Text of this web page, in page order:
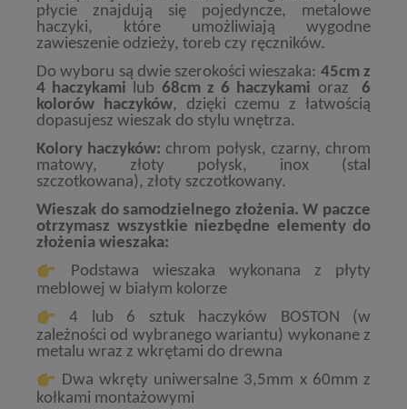
płycie znajdują się pojedyncze, metalowe
haczyki, które umożliwiają wygodne
zawieszenie odzieży, toreb czy ręczników.
Do wyboru są dwie szerokości wieszaka: 45cm z
4 haczykami
lub 68cm z 6 haczykami oraz
6
kolorów haczyków, dzięki czemu z łatwością
dopasujesz wieszak do stylu wnętrza.
Kolory haczyków: chrom połysk, czarny, chrom
matowy, złoty połysk, inox (stal
szczotkowana), złoty szczotkowany.
Wieszak do samodzielnego złożenia. W paczce
otrzymasz wszystkie niezbędne elementy do
złożenia wieszaka:
Podstawa wieszaka wykonana z płyty
meblowej w białym kolorze
4 lub 6 sztuk haczyków BOSTON (w
zależności od wybranego wariantu) wykonane z
metalu wraz z wkrętami do drewna
Dwa wkręty uniwersalne 3,5mm x 60mm z
kołkami montażowymi